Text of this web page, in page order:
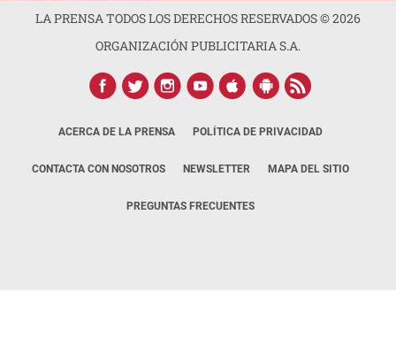
LA PRENSA TODOS LOS DERECHOS RESERVADOS ©2026
ORGANIZACIÓN PUBLICITARIA S.A.
ACERCA DE LA PRENSA POLÍTICA DE PRIVACIDAD
CONTACTA CON NOSOTROS NEWSLETTER MAPA DEL SITIO
PREGUNTAS FRECUENTES